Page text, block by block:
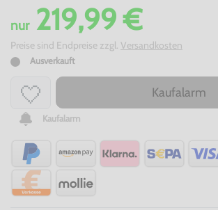
nur219,99 €
Preise sind Endpreise zzgl. Versandkosten
Ausverkauft
Kaufalarm
Kaufalarm